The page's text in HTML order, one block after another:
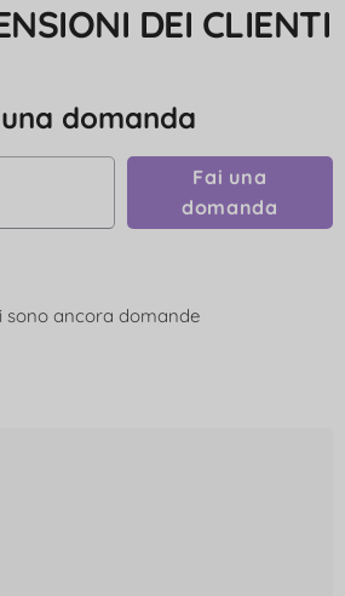
DEI CLIENTI
domanda
Fai una
domanda
sono ancora domande